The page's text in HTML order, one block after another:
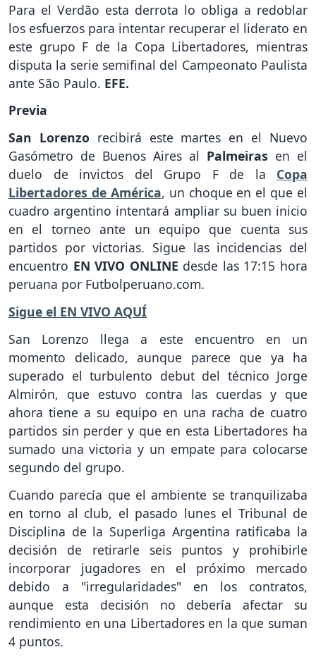
Para el Verdão esta derrota lo obliga a redoblar
los esfuerzos para intentar recuperar el liderato en
este grupo F de la Copa Libertadores, mientras
disputa la serie semifinal del Campeonato Paulista
ante São Paulo. EFE.
Previa
San Lorenzo recibirá este martes en el Nuevo
Gasómetro de Buenos Aires al Palmeiras en el
duelo de invictos del Grupo F de la Copa
Libertadores de América, un choque en el que el
cuadro argentino intentará ampliar su buen inicio
en el torneo ante un equipo que cuenta sus
partidos por victorias. Sigue las incidencias del
encuentro EN VIVO ONLINE desde las 17:15 hora
peruana por Futbolperuano.com.
Sigue el EN VIVO AQUÍ
San Lorenzo llega a este encuentro en un
momento delicado, aunque parece que ya ha
superado el turbulento debut del técnico Jorge
Almirón, que estuvo contra las cuerdas y que
ahora tiene a su equipo en una racha de cuatro
partidos sin perder y que en esta Libertadores ha
sumado una victoria y un empate para colocarse
segundo del grupo.
Cuando parecía que el ambiente se tranquilizaba
en torno al club, el pasado lunes el Tribunal de
Disciplina de la Superliga Argentina ratificaba la
decisión de retirarle seis puntos y prohibirle
incorporar jugadores en el próximo mercado
debido a "irregularidades" en los contratos,
aunque esta decisión no debería afectar su
rendimiento en una Libertadores en la que suman
4 puntos.